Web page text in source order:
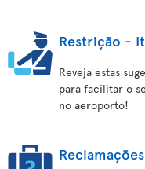
Restrição -
Reveja estas
para facilitar o
no aeroporto!
Reclamações